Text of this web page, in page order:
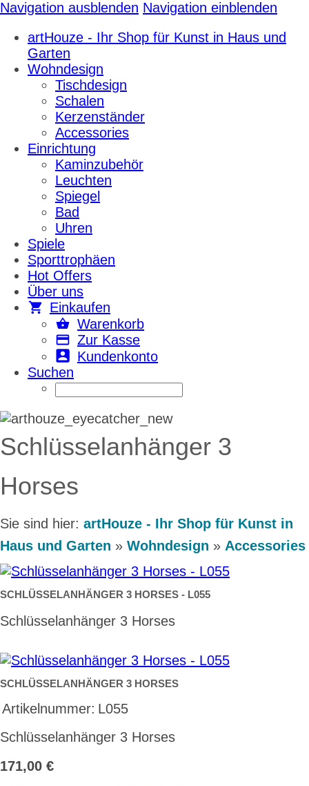
Navigation ausblenden Navigation einblenden
artHouze - Ihr Shop für Kunst in Haus und
Garten
Wohndesign
Tischdesign
Schalen
Kerzenständer
Accessories
Einrichtung
Kaminzubehör
Leuchten
Spiegel
Bad
Uhren
Spiele
Sporttrophäen
Hot Offers
Über uns
Einkaufen
Warenkorb
Zur Kasse
Kundenkonto
Suchen
Schlüsselanhänger 3
Horses
Sie sind hier: artHouze - Ihr Shop für Kunst in
Haus und Garten » Wohndesign » Accessories
SCHLÜSSELANHÄNGER 3 HORSES - L055
Schlüsselanhänger 3 Horses
SCHLÜSSELANHÄNGER 3 HORSES
Artikelnummer: L055
Schlüsselanhänger 3 Horses
171,00 €